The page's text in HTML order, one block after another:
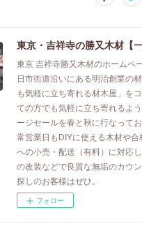
東京 吉祥寺勝又木材のホームペ
日市街道沿いにある明治創業の
も気軽に立ち寄れる材木屋」を
ての方でも気軽に立ち寄れるよ
ージセールを春と秋に行なって
常営業日もDIYに使える木材や
への小売・配送（有料）に対応
の改装などで良質な無垢のカウ
探しのお客様はぜひ。
フォロー